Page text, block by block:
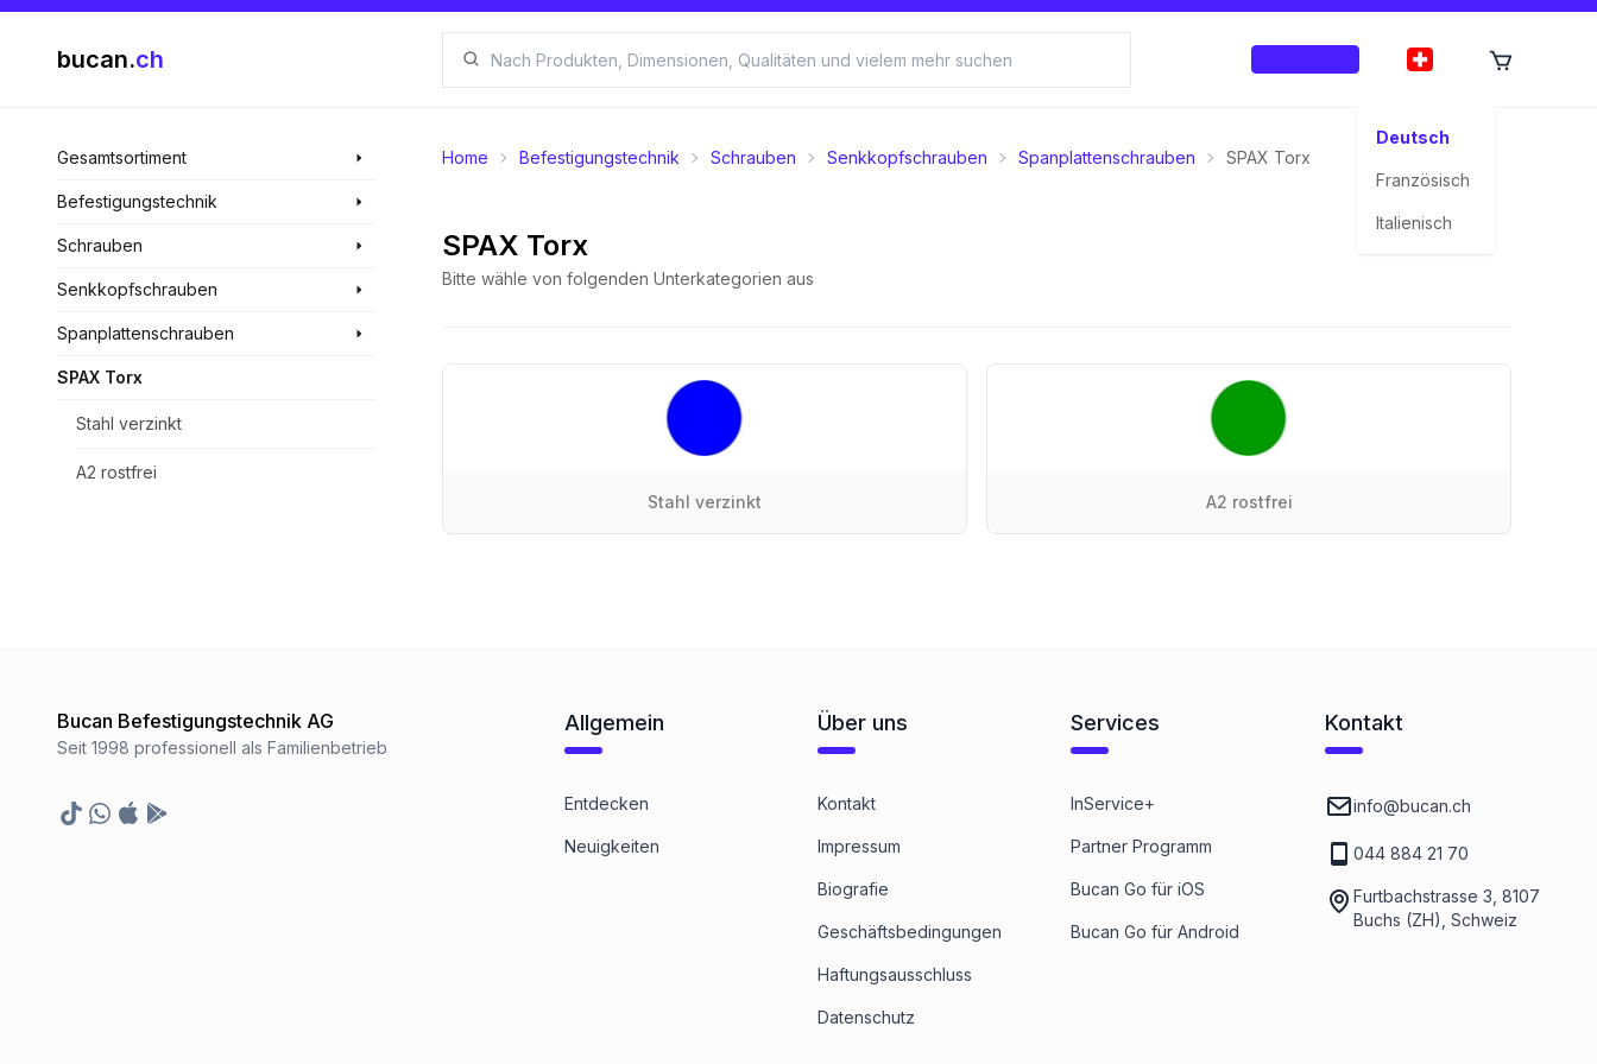
bucan.ch
Deutsch
Französisch
Italienisch
Gesamtsortiment
Befestigungstechnik
Schrauben
Senkkopfschrauben
Spanplattenschrauben
SPAX Torx
Stahl verzinkt
A2 rostfrei
Home Befestigungstechnik Schrauben Senkkopfschrauben Spanplattenschrauben SPAX Torx
SPAX Torx
Bitte wähle von folgenden Unterkategorien aus
Stahl verzinkt A2 rostfrei
Bucan Befestigungstechnik AG
Seit 1998 professionell als Familienbetrieb
TikTokWhatsapp
Appstore
Google Play Store
Allgemein
Entdecken
Neuigkeiten
Über uns
Kontakt
Impressum
Biografie
Geschäftsbedingungen
Haftungsausschluss
Datenschutz
Services
InService+
Partner Programm
Bucan Go für iOS
Bucan Go für Android
Kontakt
info@bucan.ch
044 884 21 70
Furtbachstrasse 3, 8107
Buchs (ZH), Schweiz